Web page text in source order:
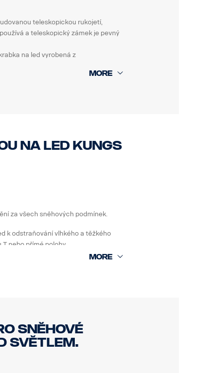
teleskopickou rukojetí,
a teleskopický zámek je pevný
na led vyrobená z
na led Kungs
za všech sněhových podmínek.
k odstraňování vlhkého a těžkého
nebo přímé polohy.
sněhové
světlem.